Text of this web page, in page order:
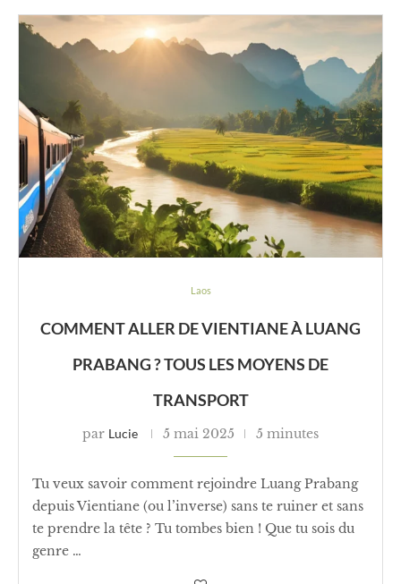
Laos
COMMENT ALLER DE VIENTIANE À LUANG
PRABANG ? TOUS LES MOYENS DE
TRANSPORT
par Lucie 5 mai 2025 5 minutes
Tu veux savoir comment rejoindre Luang Prabang
depuis Vientiane (ou l’inverse) sans te ruiner et sans
te prendre la tête ? Tu tombes bien ! Que tu sois du
genre …